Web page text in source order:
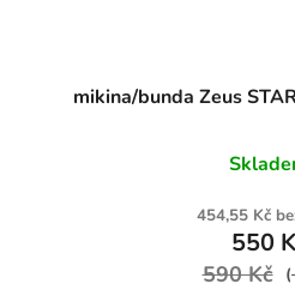
mikina/bunda Zeus
454,55 Kč
550
590 Kč